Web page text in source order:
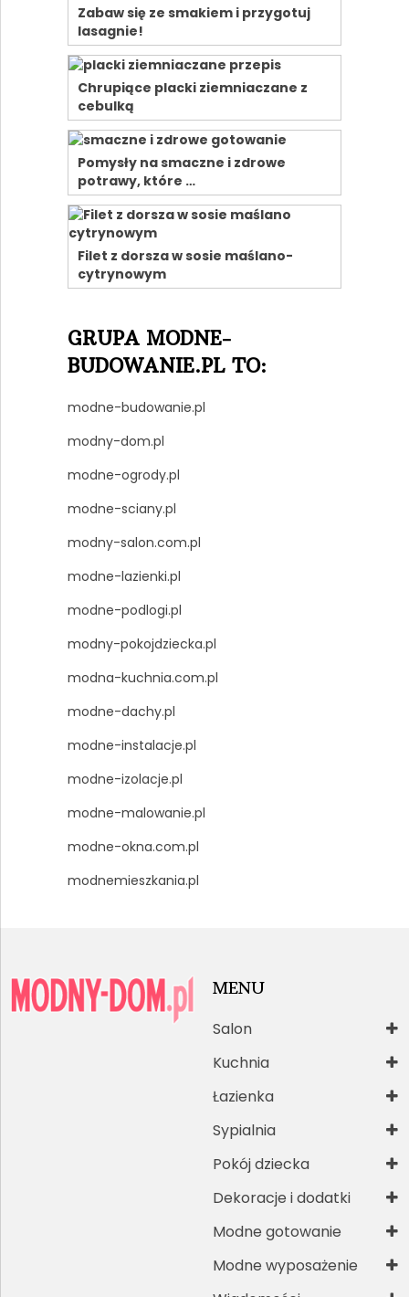
Zabaw się ze smakiem i przygotuj
lasagnie!
Chrupiące placki ziemniaczane z
cebulką
Pomysły na smaczne i zdrowe
potrawy, które …
Filet z dorsza w sosie maślano-
cytrynowym
GRUPA MODNE-
BUDOWANIE.PL TO:
modne-budowanie.pl
modny-dom.pl
modne-ogrody.pl
modne-sciany.pl
modny-salon.com.pl
modne-lazienki.pl
modne-podlogi.pl
modny-pokojdziecka.pl
modna-kuchnia.com.pl
modne-dachy.pl
modne-instalacje.pl
modne-izolacje.pl
modne-malowanie.pl
modne-okna.com.pl
modnemieszkania.pl
MENU
Salon
Kuchnia
Łazienka
Sypialnia
Pokój dziecka
Dekoracje i dodatki
Modne gotowanie
Modne wyposażenie